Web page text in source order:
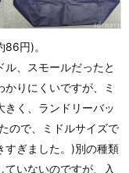
円)。
、スモールだったと
りにくいですが、ミ
きく、ランドリーバッ
ので、ミドルサイズで
すぎました。)別の種類
いないのですが、入